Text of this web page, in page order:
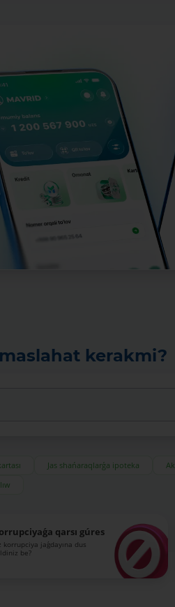
kerakmi?
Jas shańaraqlarǵa ipoteka
qarsı gúres
korrupciya jaǵdayına dus
be?